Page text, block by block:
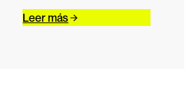
Leer más